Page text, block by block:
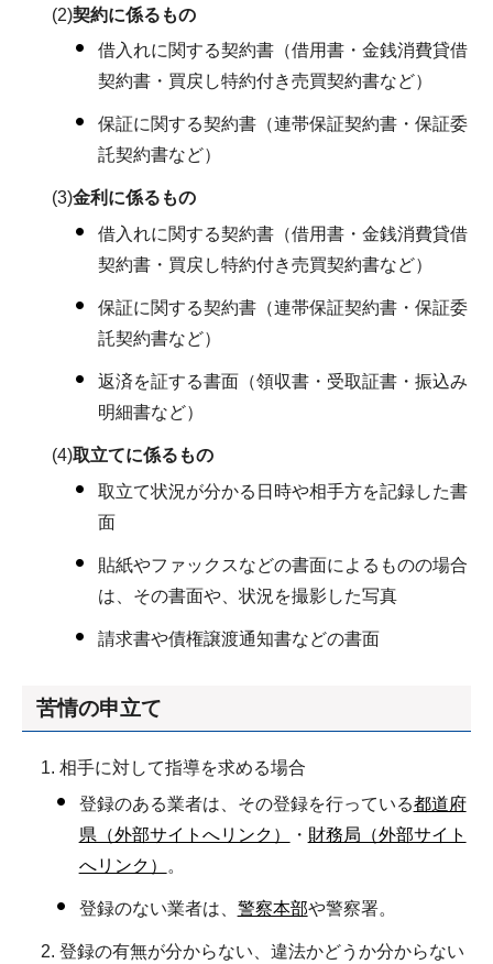
(2)契約に係るもの
借入れに関する契約書（借用書・金銭消費貸借
契約書・買戻し特約付き売買契約書など）
保証に関する契約書（連帯保証契約書・保証委
託契約書など）
(3)金利に係るもの
借入れに関する契約書（借用書・金銭消費貸借
契約書・買戻し特約付き売買契約書など）
保証に関する契約書（連帯保証契約書・保証委
託契約書など）
返済を証する書面（領収書・受取証書・振込み
明細書など）
(4)取立てに係るもの
取立て状況が分かる日時や相手方を記録した書
面
貼紙やファックスなどの書面によるものの場合
は、その書面や、状況を撮影した写真
請求書や債権譲渡通知書などの書面
苦情の申立て
相手に対して指導を求める場合
登録のある業者は、その登録を行っている都道府
県（外部サイトへリンク）
・ 財務局（外部サイト
へリンク）
。
登録のない業者は、 警察本部や警察署。
登録の有無が分からない、違法かどうか分からない